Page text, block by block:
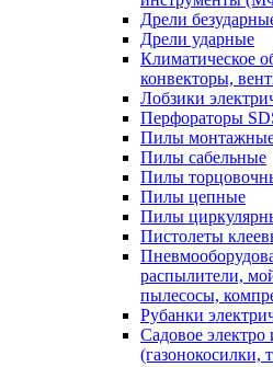
Дрели
Дрели ударные
Климатическое
конвекторы,
Лобзики
Перфораторы
Пилы
Пилы сабельные
Пилы
Пилы цепные
Пилы
Пистолеты
распылители,
пылесосы,
Рубанки
Садовое электро
(газонокосилки,